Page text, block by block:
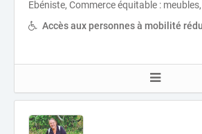
Ebéniste, Commerce équitable :
Accès aux personnes à mobilité